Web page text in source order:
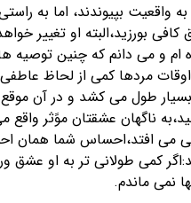
واقعیت بپیوندند، اما به
بورزید،البته او تغییر
ام و می دانم که چنین توصیه
کمی از لحاظ عاطفی
بسیار طول می کشد و در آن
ناگهان عشقتان موًثر واقع
می افتد،احساس شما همان
کمی طولانی تر به او عشق
نمی ماندم.